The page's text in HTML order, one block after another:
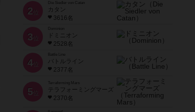
2 位
Die Siedler von Catan
カタン
3616名
3 位
ドミニオン
2528名
4位
Battle Line
バトルライン
2377名
5 位
Terraforming Mars
テラフォーミングマーズ
2370名